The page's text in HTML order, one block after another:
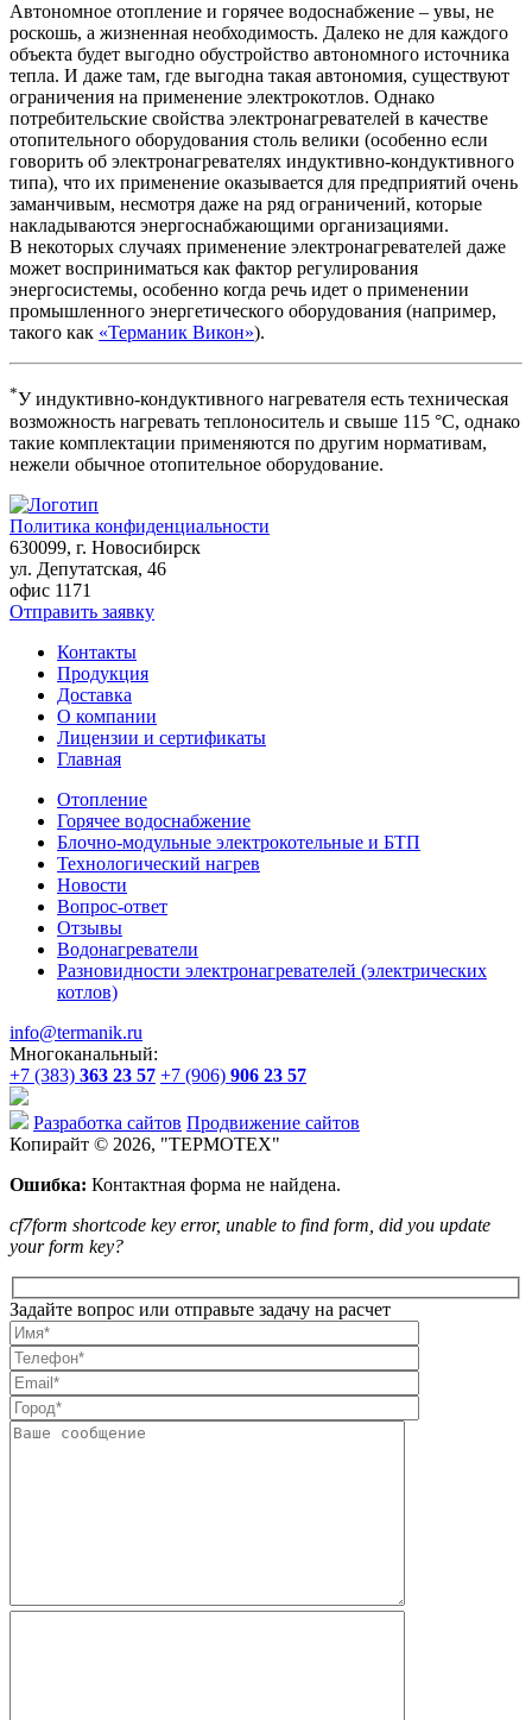
Автономное отопление и горячее водоснабжение – увы, не
роскошь, а жизненная необходимость. Далеко не для каждого
объекта будет выгодно обустройство автономного источника
тепла. И даже там, где выгодна такая автономия, существуют
ограничения на применение электрокотлов. Однако
потребительские свойства электронагревателей в качестве
отопительного оборудования столь велики (особенно если
говорить об электронагревателях индуктивно-кондуктивного
типа), что их применение оказывается для предприятий очень
заманчивым, несмотря даже на ряд ограничений, которые
накладываются энергоснабжающими организациями.
В некоторых случаях применение электронагревателей даже
может восприниматься как фактор регулирования
энергосистемы, особенно когда речь идет о применении
промышленного энергетического оборудования (например,
такого как «Терманик Викон»).
*У индуктивно-кондуктивного нагревателя есть техническая
возможность нагревать теплоноситель и свыше 115 °С, однако
такие комплектации применяются по другим нормативам,
нежели обычное отопительное оборудование.
Политика конфиденциальности
630099, г. Новосибирск
ул. Депутатская, 46
офис 1171
Отправить заявку
Контакты
Продукция
Доставка
О компании
Лицензии и сертификаты
Главная
Отопление
Горячее водоснабжение
Блочно-модульные электрокотельные и БТП
Технологический нагрев
Новости
Вопрос-ответ
Отзывы
Водонагреватели
Разновидности электронагревателей (электрических
котлов)
info@termanik.ru
Многоканальный:
+7 (383) 363 23 57 +7 (906) 906 23 57
Разработка сайтов Продвижение сайтов
Копирайт © 2026, "ТЕРМОТЕХ"
Ошибка: Контактная форма не найдена.
cf7form shortcode key error, unable to find form, did you update
your form key?
Задайте вопрос или отправьте задачу на расчет